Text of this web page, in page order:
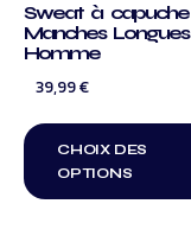
Sweat à capuche
Manches Longues
Homme
39,99€
CHOIX DES
OPTIONS